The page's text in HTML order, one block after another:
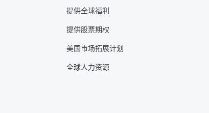
提供全球福利
提供股票期权
美国市场拓展计划
全球人力资源